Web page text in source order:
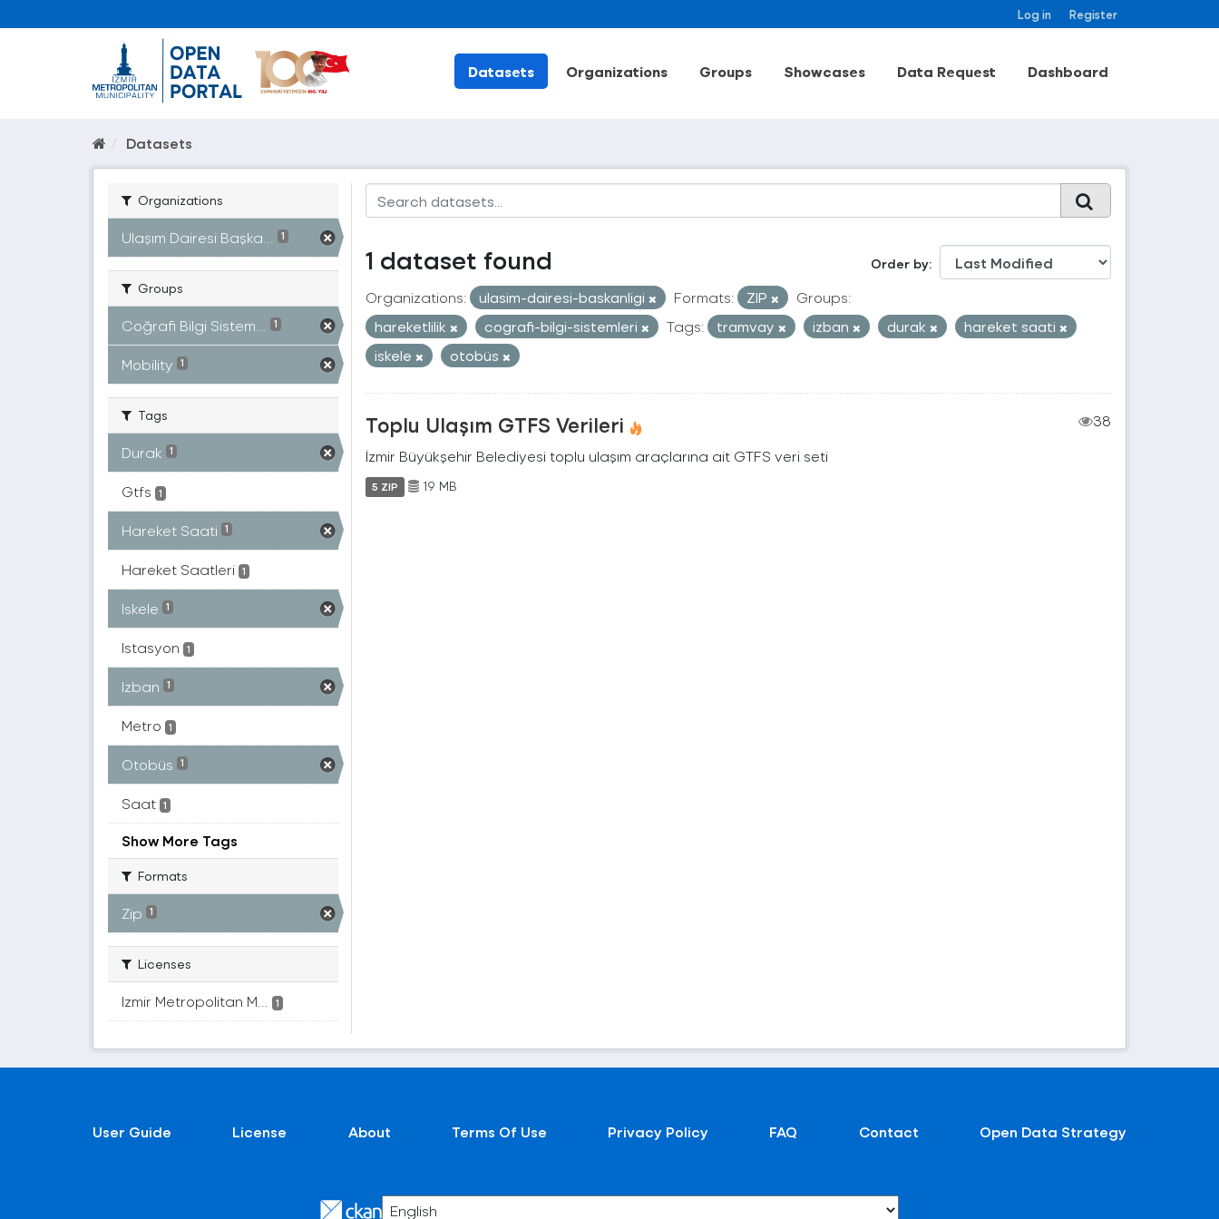
Log in Register
Datasets Organizations Groups Showcases Data Request Dashboard
Datasets
Organizations
Ulaşım Dairesi Başka... 1
Groups
Coğrafi Bilgi Sistem... 1
Mobility 1
Tags
Durak 1
Gtfs 1
Hareket Saati 1
Hareket Saatleri 1
Iskele 1
Istasyon 1
Izban 1
Metro 1
Otobüs 1
Saat 1
Show More Tags
Formats
Zip 1
Licenses
Izmir Metropolitan M... 1
Order by
1 dataset found
Organizations: ulasim-dairesi-baskanligi Formats: ZIP
Groups:
hareketlilik
cografi-bilgi-sistemleri Tags: tramvay izban durak
hareket saati
iskele
otobüs
Toplu Ulaşım GTFS Verileri
38
İzmir Büyükşehir Belediyesi toplu ulaşım araçlarına ait GTFS veri seti
5 ZIP 19 MB
User Guide License About Terms Of Use Privacy Policy FAQ Contact Open Data Strategy